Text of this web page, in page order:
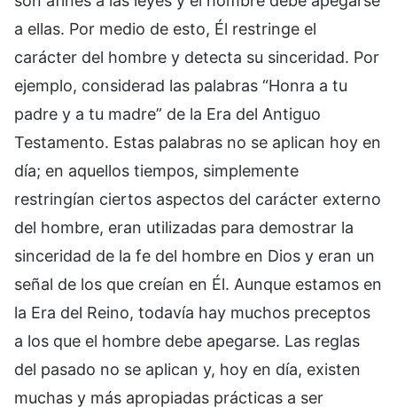
a ellas. Por medio de esto, Él restringe el
carácter del hombre y detecta su sinceridad. Por
ejemplo, considerad las palabras “Honra a tu
padre y a tu madre” de la Era del Antiguo
Testamento. Estas palabras no se aplican hoy en
día; en aquellos tiempos, simplemente
restringían ciertos aspectos del carácter externo
del hombre, eran utilizadas para demostrar la
sinceridad de la fe del hombre en Dios y eran un
señal de los que creían en Él. Aunque estamos en
la Era del Reino, todavía hay muchos preceptos
a los que el hombre debe apegarse. Las reglas
del pasado no se aplican y, hoy en día, existen
muchas y más apropiadas prácticas a ser